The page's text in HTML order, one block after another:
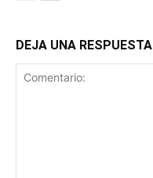
DEJA UNA RESPUESTA